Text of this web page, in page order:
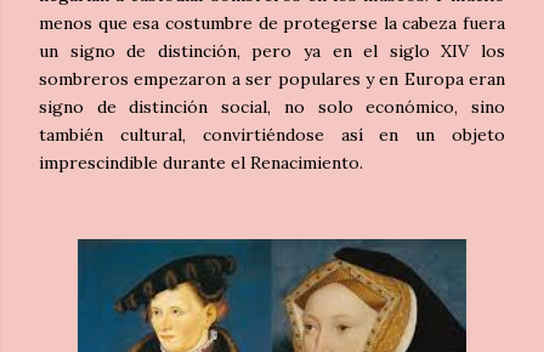
menos que esa costumbre de protegerse la cabeza fuera
un signo de distinción, pero ya en el siglo XIV los
sombreros empezaron a ser populares y en Europa eran
signo de distinción social, no solo económico, sino
también cultural, convirtiéndose así en un objeto
imprescindible durante el Renacimiento.